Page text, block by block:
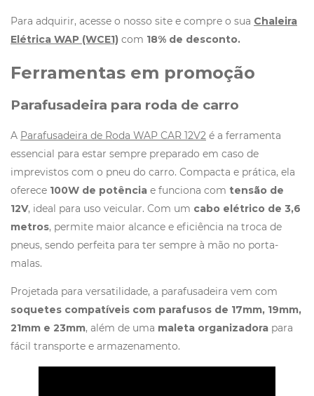
Para adquirir, acesse o nosso site e compre o sua Chaleira
Elétrica WAP (WCE1) com 18% de desconto.
Ferramentas em promoção
Parafusadeira para roda de carro​
A Parafusadeira de Roda WAP CAR 12V2 é a ferramenta
essencial para estar sempre preparado em caso de
imprevistos com o pneu do carro. Compacta e prática, ela
oferece 100W de potência e funciona com tensão de
12V, ideal para uso veicular. Com um cabo elétrico de 3,6
metros, permite maior alcance e eficiência na troca de
pneus, sendo perfeita para ter sempre à mão no porta-
malas.
Projetada para versatilidade, a parafusadeira vem com
soquetes compatíveis com parafusos de 17mm, 19mm,
21mm e 23mm, além de uma maleta organizadora para
fácil transporte e armazenamento.